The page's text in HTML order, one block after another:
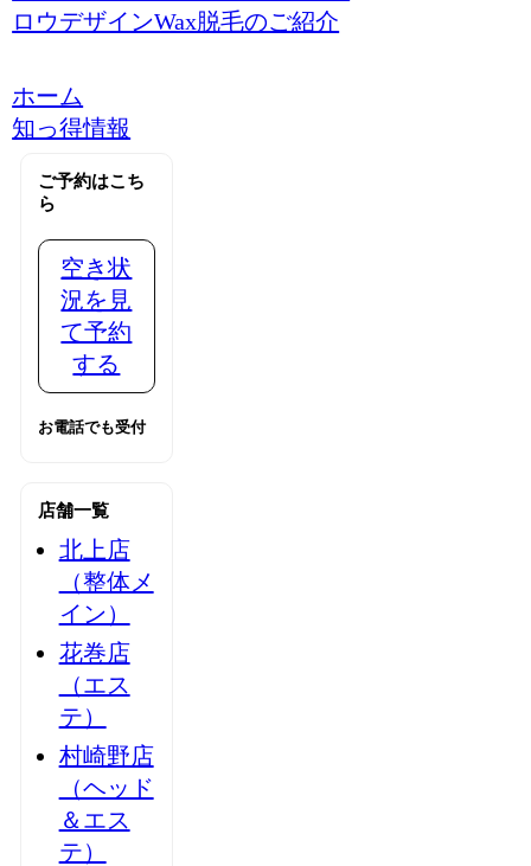
ロウデザインWax脱毛のご紹介
ホーム
知っ得情報
ご予約はこち
ら
空き状
況を見
て予約
する
お電話でも受付
店舗一覧
北上店
（整体メ
イン）
花巻店
（エス
テ）
村崎野店
（ヘッド
＆エス
テ）